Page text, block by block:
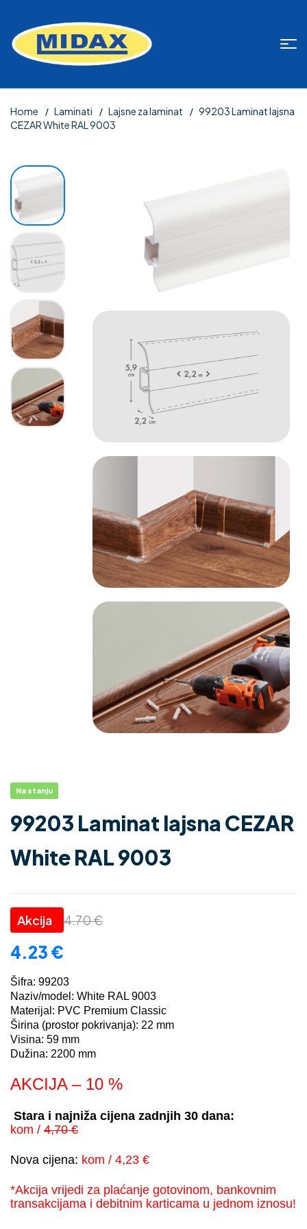
Home Laminati Lajsne za laminat
99203 Laminat lajsna
CEZAR White RAL 9003
Na stanju
99203 Laminat lajsna CEZAR
White RAL 9003
4.70€
4.23 €
Šifra: 99203
Naziv/model: White RAL 9003
Materijal: PVC Premium Classic
Širina (prostor pokrivanja): 22 mm
Visina: 59 mm
Dužina: 2200 mm
AKCIJA – 10 %
Stara i najniža cijena zadnjih 30 dana:
kom / 4,70 €
Nova cijena: kom / 4,23 €
*Akcija vrijedi za plaćanje gotovinom, bankovnim
transakcijama i debitnim karticama u jednom iznosu!